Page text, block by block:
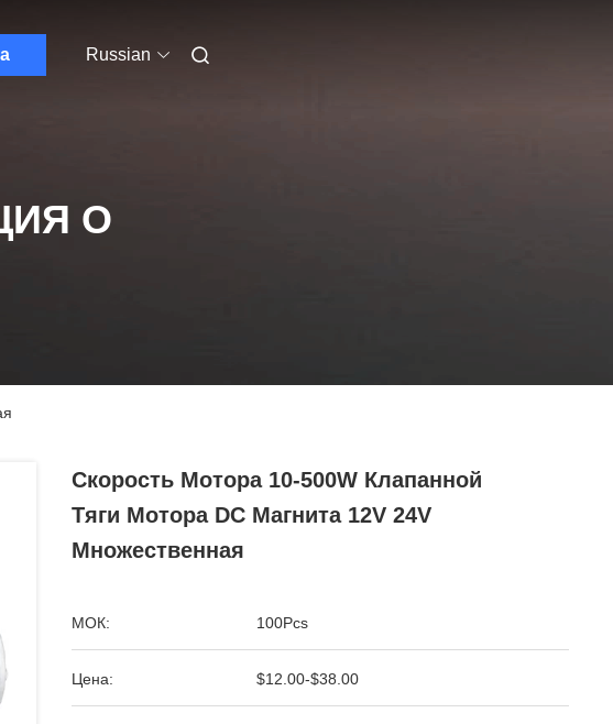
Russian
О
Скорость Мотора 10-500W Клапанной
Тяги Мотора DC Магнита 12V 24V
Множественная
МОК: 100Pcs
Цена: $12.00-$38.00